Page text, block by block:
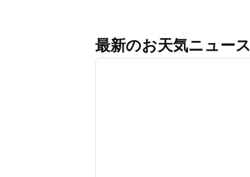
最新のお天気ニュース